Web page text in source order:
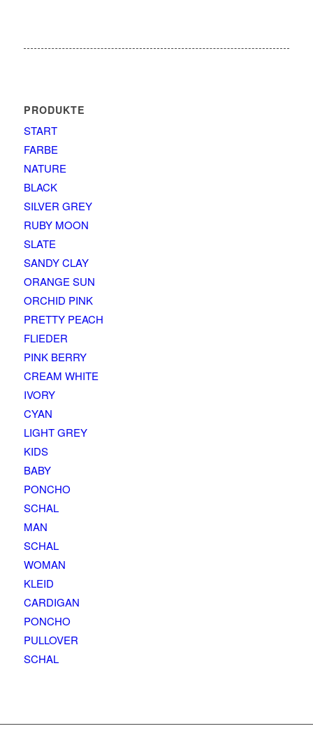
PRODUKTE
START
FARBE
NATURE
BLACK
SILVER GREY
RUBY MOON
SLATE
SANDY CLAY
ORANGE SUN
ORCHID PINK
PRETTY PEACH
FLIEDER
PINK BERRY
CREAM WHITE
IVORY
CYAN
LIGHT GREY
KIDS
BABY
PONCHO
SCHAL
MAN
SCHAL
WOMAN
KLEID
CARDIGAN
PONCHO
PULLOVER
SCHAL